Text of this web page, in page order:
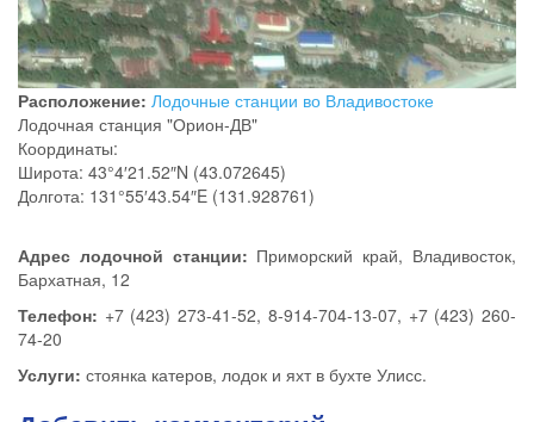
Расположение: Лодочные станции во Владивостоке
Лодочная станция "Орион-ДВ"
Координаты:
Широта: 43°4′21.52″N (43.072645)
Долгота: 131°55′43.54″E (131.928761)
Адрес лодочной станции: Приморский край, Владивосток,
Бархатная, 12
Телефон: +7 (423) 273-41-52, 8-914-704-13-07, +7 (423) 260-
74-20
Услуги: стоянка катеров, лодок и яхт в бухте Улисс.